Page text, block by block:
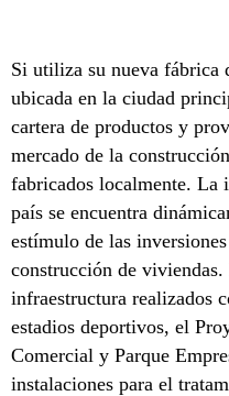
Si utiliza su nueva fábrica
ubicada en la ciudad
cartera de productos y
mercado de la
fabricados localmente. La
país se encuentra
estímulo de las
construcción de
infraestructura realizados
estadios deportivos, el
Comercial y Parque
instalaciones para el